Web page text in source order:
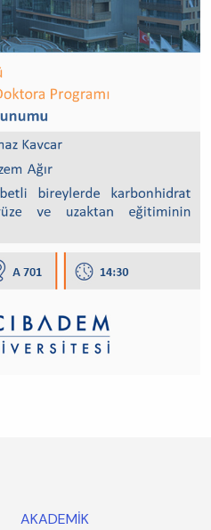
AKADEMİK